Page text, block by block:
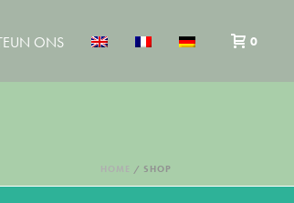
ONS 0
HOME / SHOP